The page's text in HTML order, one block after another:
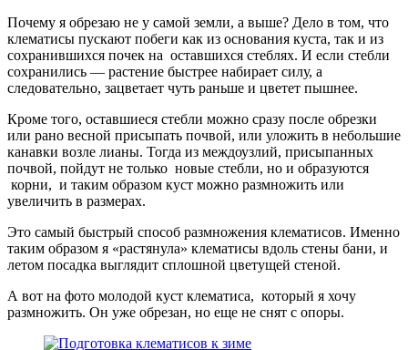
Почему я обрезаю не у самой земли, а выше? Дело в том, что
клематисы пускают побеги как из основания куста, так и из
сохранившихся почек на оставшихся стеблях. И если стебли
сохранились — растение быстрее набирает силу, а
следовательно, зацветает чуть раньше и цветет пышнее.
Кроме того, оставшиеся стебли можно сразу после обрезки
или рано весной присыпать почвой, или уложить в небольшие
канавки возле лианы. Тогда из междоузлий, присыпанных
почвой, пойдут не только новые стебли, но и образуются
корни, и таким образом куст можно размножить или
увеличить в размерах.
Это самый быстрый способ размножения клематисов. Именно
таким образом я «растянула» клематисы вдоль стены бани, и
летом посадка выглядит сплошной цветущей стеной.
А вот на фото молодой куст клематиса, который я хочу
размножить. Он уже обрезан, но еще не снят с опоры.